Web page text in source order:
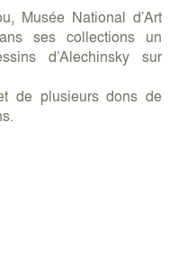
Musée National d’Art
ses collections un
d’Alechinsky sur
de plusieurs dons de